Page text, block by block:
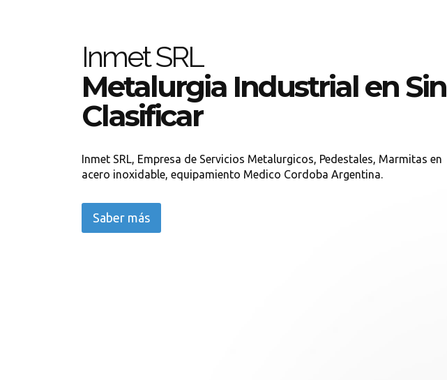
Inmet SRL
Metalurgia Industrial en Sin
Clasificar
Inmet SRL, Empresa de Servicios Metalurgicos, Pedestales, Marmitas en
acero inoxidable, equipamiento Medico Cordoba Argentina.
Saber más